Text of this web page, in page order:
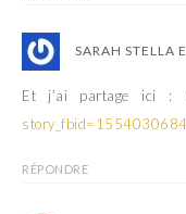
SARAH STELLA
Et j’ai partage ici :
RÉPONDRE